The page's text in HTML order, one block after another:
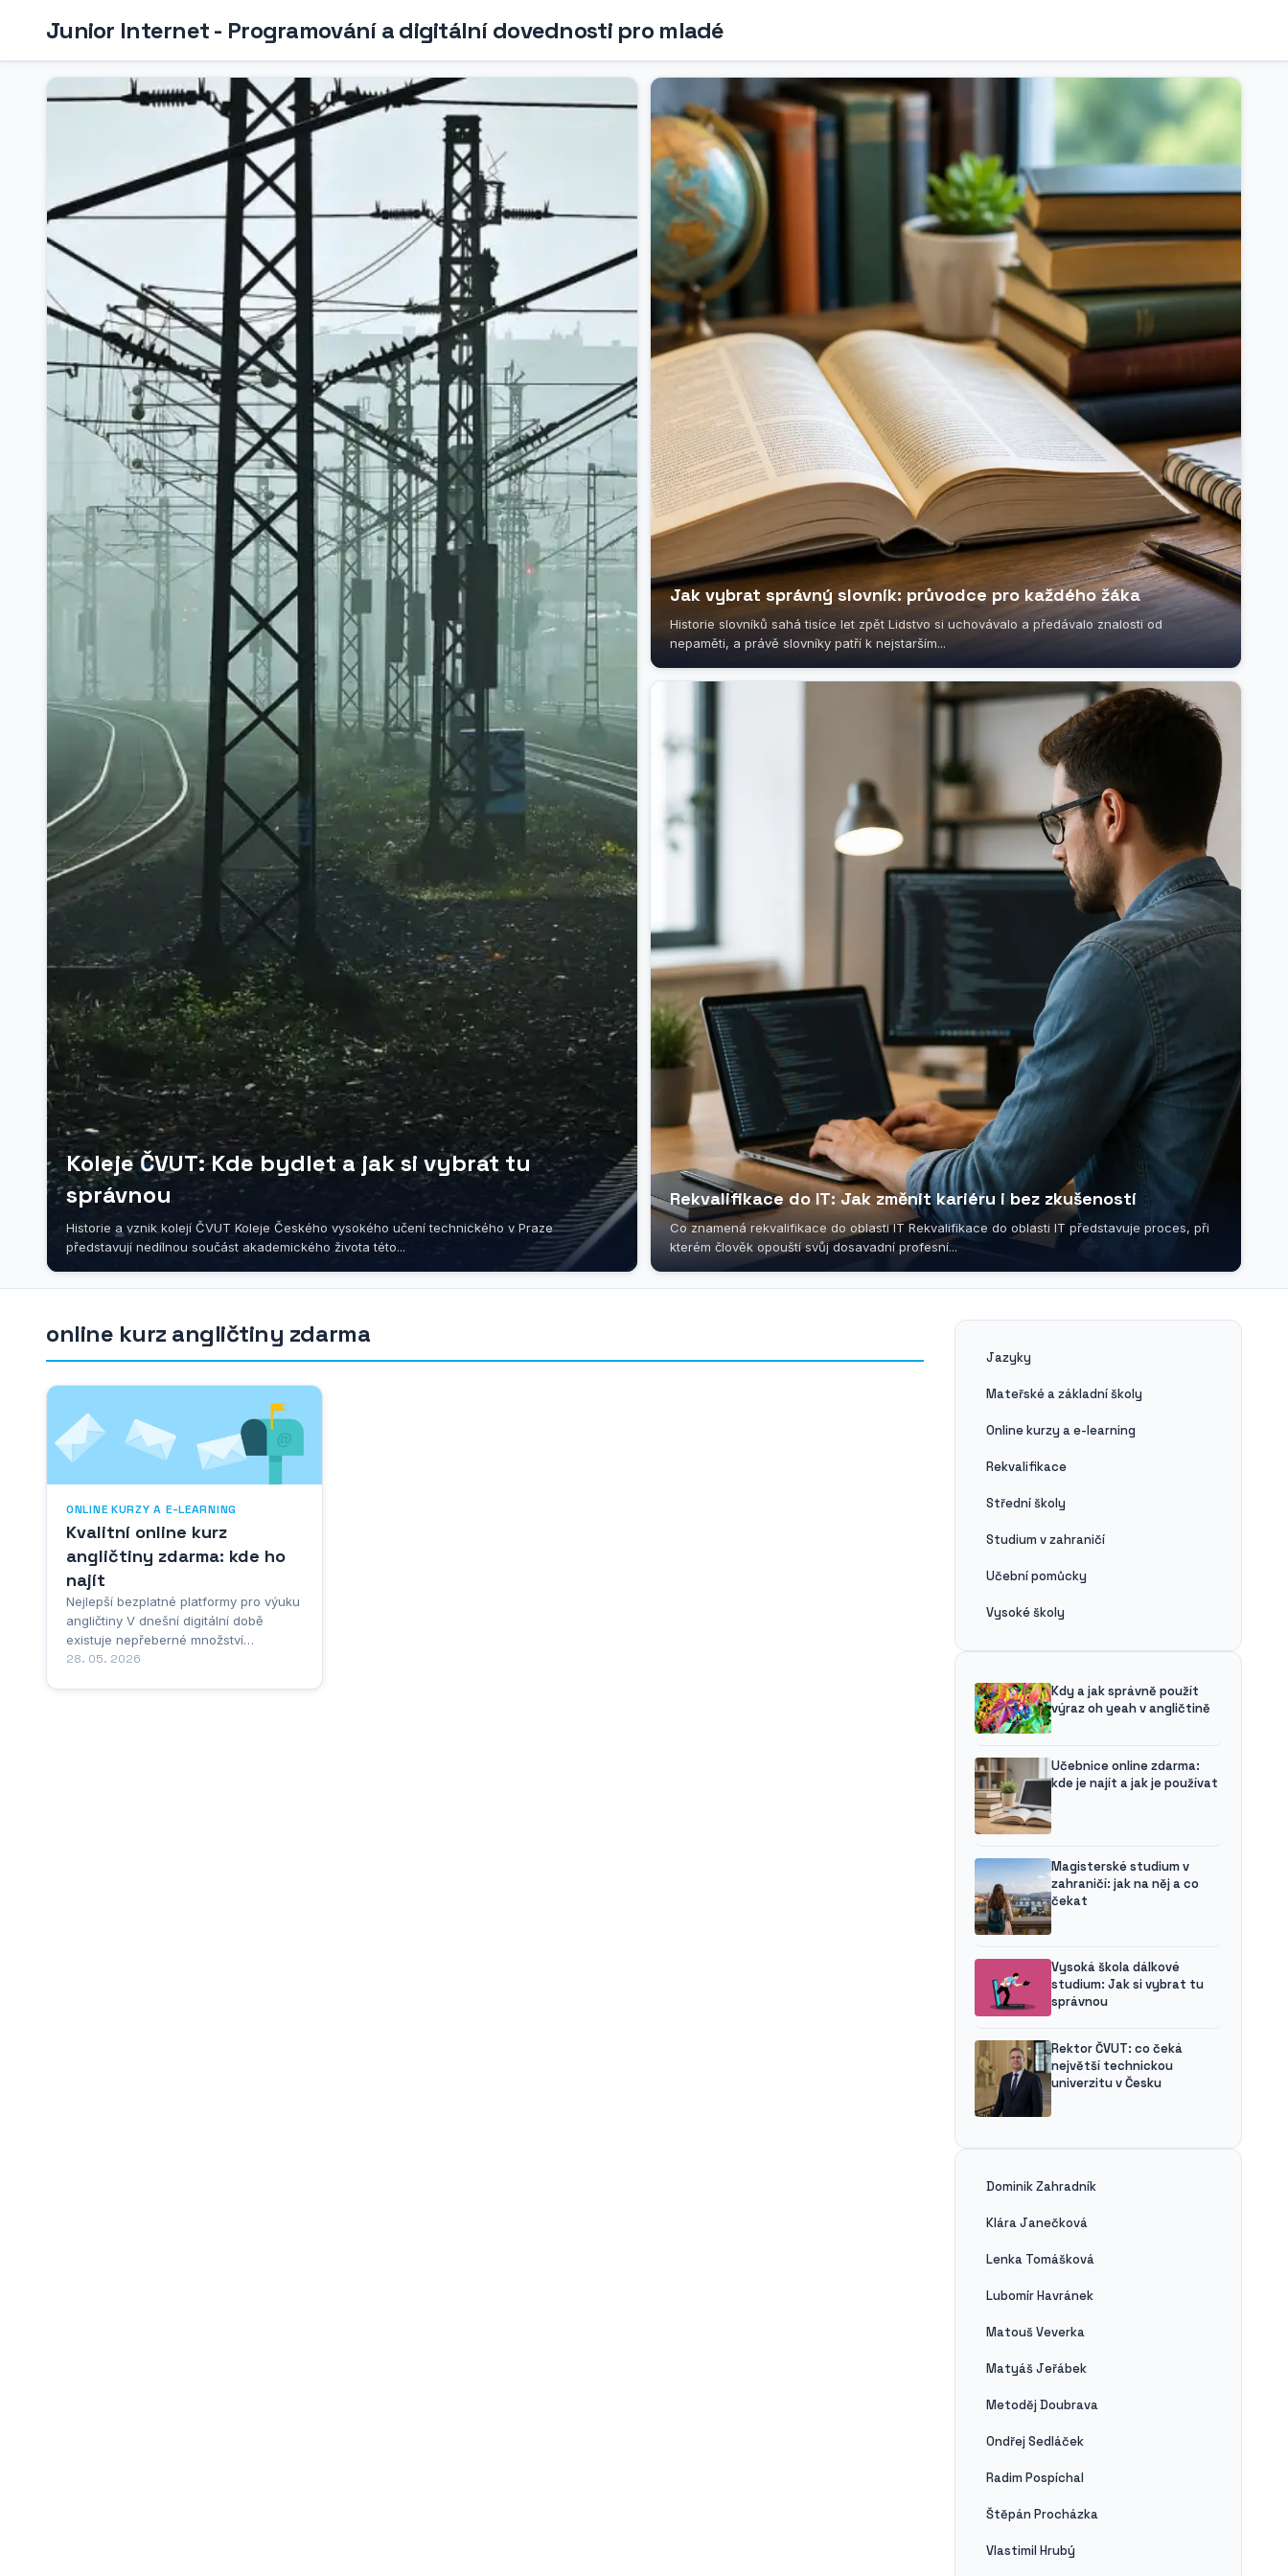
Junior Internet - Programování a digitální dovednosti pro mladé
Koleje ČVUT: Kde bydlet a jak si vybrat tu
správnou
Historie a vznik kolejí ČVUT Koleje Českého vysokého učení technického v Praze
představují nedílnou součást akademického života této...
Jak vybrat správný slovník: průvodce pro každého žáka
Historie slovníků sahá tisíce let zpět Lidstvo si uchovávalo a předávalo znalosti od
nepaměti, a právě slovníky patří k nejstarším...
Rekvalifikace do IT: Jak změnit kariéru i bez zkušeností
Co znamená rekvalifikace do oblasti IT Rekvalifikace do oblasti IT představuje proces, při
kterém člověk opouští svůj dosavadní profesní...
online kurz angličtiny zdarma
ONLINE KURZY A E-LEARNING
Kvalitní online kurz
angličtiny zdarma: kde ho
najít
Nejlepší bezplatné platformy pro výuku
angličtiny V dnešní digitální době
existuje nepřeberné množství
možností, jak se učit anglický jazyk
28. 05. 2026
Jazyky
Mateřské a základní školy
Online kurzy a e-learning
Rekvalifikace
Střední školy
Studium v zahraničí
Učební pomůcky
Vysoké školy
Kdy a jak správně použít
výraz oh yeah v angličtině
Učebnice online zdarma:
kde je najít a jak je používat
Magisterské studium v
zahraničí: jak na něj a co
čekat
Vysoká škola dálkové
studium: Jak si vybrat tu
správnou
Rektor ČVUT: co čeká
největší technickou
univerzitu v Česku
Dominik Zahradník
Klára Janečková
Lenka Tomášková
Lubomír Havránek
Matouš Veverka
Matyáš Jeřábek
Metoděj Doubrava
Ondřej Sedláček
Radim Pospíchal
Štěpán Procházka
Vlastimil Hrubý